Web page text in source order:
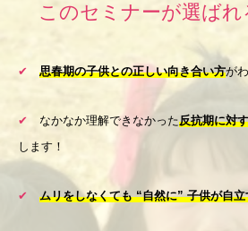
このセミナーが選ばれ
✔︎ 思春期の子供との正しい向き合い方が
✔︎ なかなか理解できなかった反抗期に対
します！
✔︎ ムリをしなくても “自然に” 子供が自